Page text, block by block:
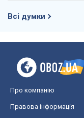
Всі думки
Про компанію
Правова інформація